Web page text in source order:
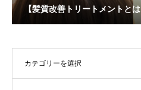
【髪質改善トリートメントと